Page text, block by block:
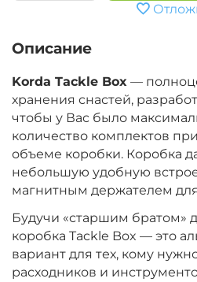
Описание
Korda Tackle Box —
хранения снастей,
чтобы у Вас было
количество комплектов
объеме коробки. Коробка
небольшую удобную
магнитным держателем
Будучи «старшим братом»
коробка Tackle Box — это
вариант для тех, кому
расходников и